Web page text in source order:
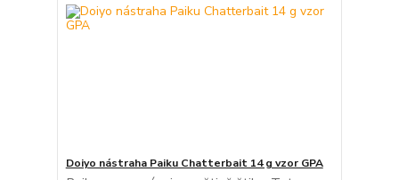
Doiyo nástraha Paiku Chatterbait 14 g vzor GPA